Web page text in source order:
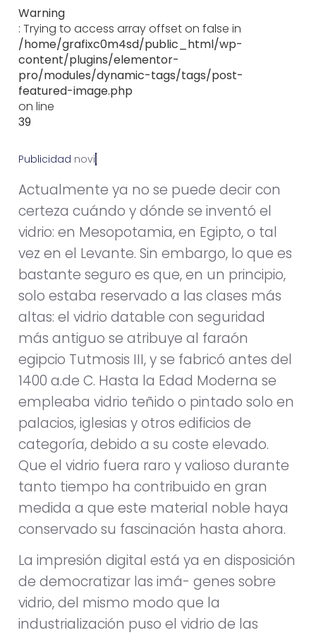
Warning
: Trying to access array offset on false in
/home/grafixc0m4sd/public_html/wp-
content/plugins/elementor-
pro/modules/dynamic-tags/tags/post-
featured-image.php
on line
39
Publicidad novie
Actualmente ya no se puede decir con
certeza cuándo y dónde se inventó el
vidrio: en Mesopotamia, en Egipto, o tal
vez en el Levante. Sin embargo, lo que es
bastante seguro es que, en un principio,
solo estaba reservado a las clases más
altas: el vidrio datable con seguridad
más antiguo se atribuye al faraón
egipcio Tutmosis III, y se fabricó antes del
1400 a.de C. Hasta la Edad Moderna se
empleaba vidrio teñido o pintado solo en
palacios, iglesias y otros edificios de
categoría, debido a su coste elevado.
Que el vidrio fuera raro y valioso durante
tanto tiempo ha contribuido en gran
medida a que este material noble haya
conservado su fascinación hasta ahora.
La impresión digital está ya en disposición
de democratizar las imá- genes sobre
vidrio, del mismo modo que la
industrialización puso el vidrio de las